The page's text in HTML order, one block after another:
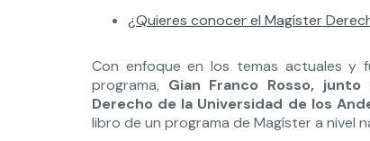
¿Quieres conocer el Magíster
Con enfoque en los temas actuales y
programa, Gian Franco Rosso,
Derecho de la Universidad de los
libro de un programa de Magíster a nivel